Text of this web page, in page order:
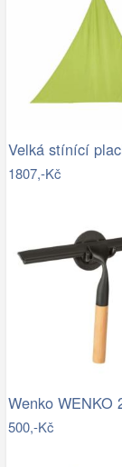
1807,-Kč
500,-Kč